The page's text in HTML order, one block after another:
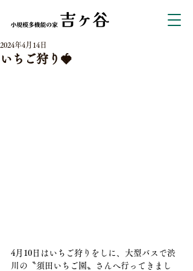
いちご狩り🍓
2024年4月14日
4月10日はいちご狩りをしに、大型バスで渋
川の〝須田いちご園〟さんへ行ってきまし